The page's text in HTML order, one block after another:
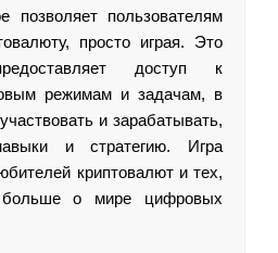
позволяет пользователям
просто играя. Это
доступ к
режимам и задачам, в
и зарабатывать,
и стратегию. Игра
криптовалют и тех,
больше о мире цифровых